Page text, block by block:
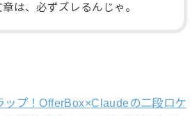
は、必ずズレるんじゃ。
ップ！OfferBox×Claudeの二段ロケ